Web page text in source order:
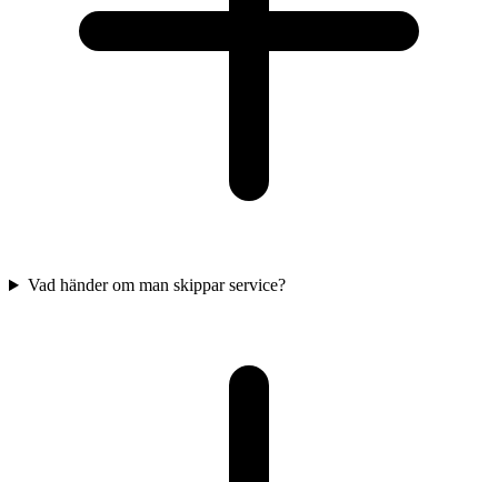
Vad händer om man skippar service?